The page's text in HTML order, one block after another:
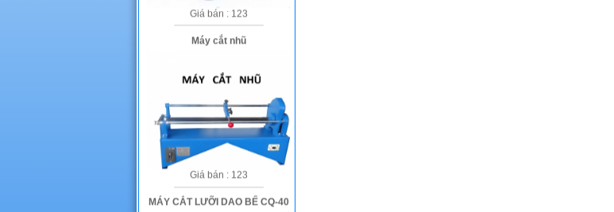
Máy cắt nhũ
Giá bán : 123
MÁY CẮT LƯỠI DAO BẾ CQ-40